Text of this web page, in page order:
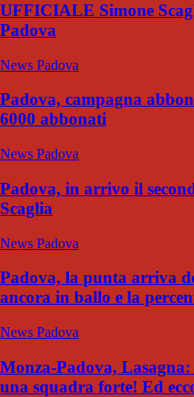
UFFICIALE Simone
Padova
News Padova
Padova, campagna
6000 abbonati
News Padova
Padova, in arrivo il
Scaglia
News Padova
Padova, la punta arriva
ancora in ballo e la
News Padova
Monza-Padova,
una squadra forte! Ed